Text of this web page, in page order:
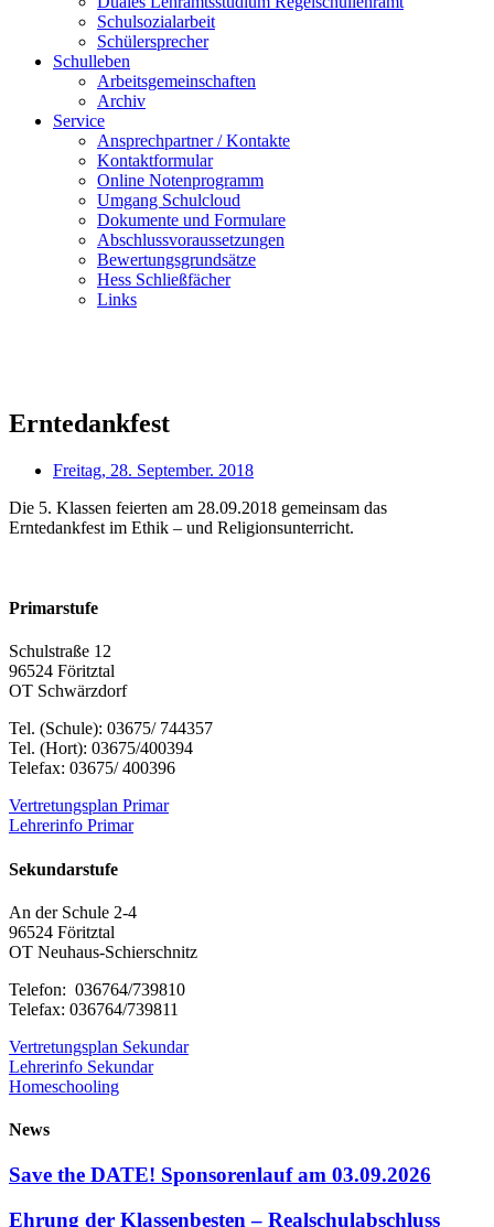
Schulsozialarbeit
Schülersprecher
Schulleben
Arbeitsgemeinschaften
Archiv
Service
Ansprechpartner / Kontakte
Kontaktformular
Online Notenprogramm
Umgang Schulcloud
Dokumente und Formulare
Abschlussvoraussetzungen
Bewertungsgrundsätze
Hess Schließfächer
Links
Erntedankfest
Freitag, 28. September. 2018
Die 5. Klassen feierten am 28.09.2018 gemeinsam das
Erntedankfest im Ethik – und Religionsunterricht.
Primarstufe
Schulstraße 12
96524 Föritztal
OT Schwärzdorf
Tel. (Schule): 03675/ 744357
Tel. (Hort): 03675/400394
Telefax: 03675/ 400396
Vertretungsplan Primar
Lehrerinfo Primar
Sekundarstufe
An der Schule 2-4
96524 Föritztal
OT Neuhaus-Schierschnitz
Telefon: 036764/739810
Telefax: 036764/739811
Vertretungsplan Sekundar
Lehrerinfo Sekundar
Homeschooling
News
Save the DATE! Sponsorenlauf am 03.09.2026
Ehrung der Klassenbesten – Realschulabschluss